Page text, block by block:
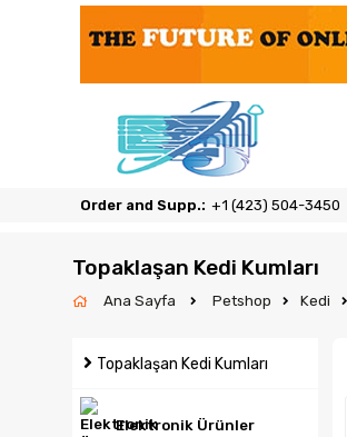
Order and Supp.: ‎+1 (423) 504-3450
Topaklaşan Kedi Kumları
Ana Sayfa Petshop Kedi
Topaklaşan Kedi Kumları
Elektronik Ürünler